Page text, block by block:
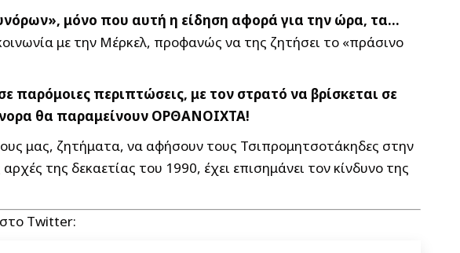
μόνο που αυτή η είδηση αφορά για την ώρα, τα…
με την Μέρκελ, προφανώς να της ζητήσει το «πράσινο
παρόμοιες περιπτώσεις, με τον στρατό να βρίσκεται σε
θα παραμείνουν ΟΡΘΑΝΟΙΧΤΑ!
μας, ζητήματα, να αφήσουν τους Τσιπρομητσοτάκηδες στην
της δεκαετίας του 1990, έχει επισημάνει τον κίνδυνο της
Twitter: